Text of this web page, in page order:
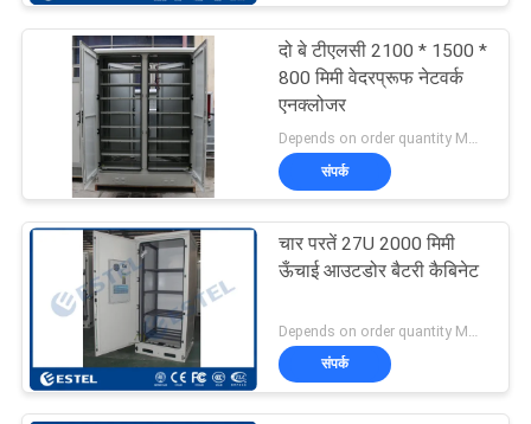
आउटडोर बैटरी कैबिनेट
18
आउटडोर विद्युत कैबिनेट
19
दो बे टीएलसी 2100 * 1500 *
800 मिमी वेदरप्रूफ नेटवर्क
एनक्लोजर
संपर्क
चार परतें 27U 2000 मिमी
ऊँचाई आउटडोर बैटरी कैबिनेट
संपर्क